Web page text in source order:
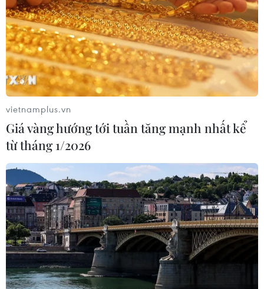
vietnamplus.vn
Giá vàng hướng tới tuần tăng mạnh nhất kể
từ tháng 1/2026